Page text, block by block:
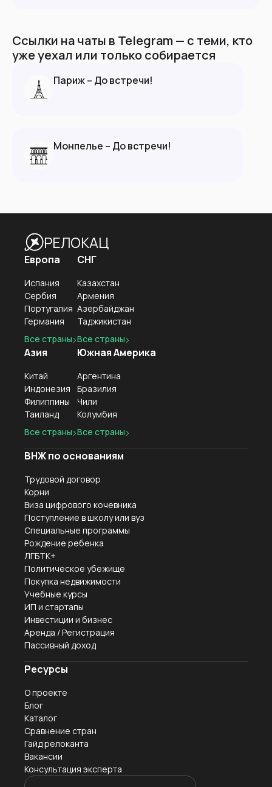
Ссылки на чаты в Telegram — с теми, кто
уже уехал или только собирается
Париж – До встречи!
Монпелье – До встречи!
РЕЛОКАЦ
Европа
Испания
Сербия
Португалия
Германия
Все страны
Азия
Китай
Индонезия
Филиппины
Таиланд
Все страны
СНГ
Казахстан
Армения
Азербайджан
Таджикистан
Все страны
Южная Америка
Аргентина
Бразилия
Чили
Колумбия
Все страны
ВНЖ по основаниям
Трудовой договор
Корни
Виза цифрового кочевника
Поступление в школу или вуз
Специальные программы
Рождение ребенка
ЛГБТК+
Политическое убежище
Покупка недвижимости
Учебные курсы
ИП и стартапы
Инвестиции и бизнес
Аренда / Регистрация
Пассивный доход
Ресурсы
О проекте
Блог
Каталог
Сравнение стран
Гайд релоканта
Вакансии
Консультация эксперта